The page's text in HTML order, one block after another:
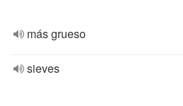
más grueso
sieves